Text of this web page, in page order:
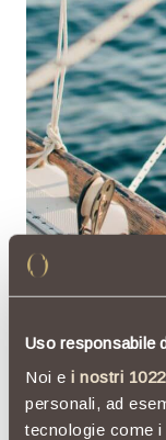
Uso responsabile
Noi e i nostri
personali, ad
tecnologie come
Golf